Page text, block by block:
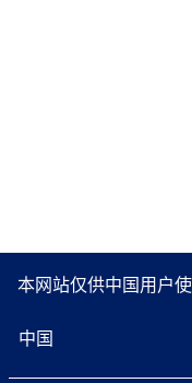
本网站仅供中国用户使
中国